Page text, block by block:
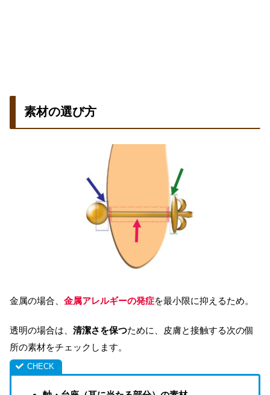
素材の選び方
金属の場合、 金属アレルギーの発症を最小限に抑えるため。
透明の場合は、 清潔さを保つために、皮膚と接触する次の個
所の素材をチェックします。